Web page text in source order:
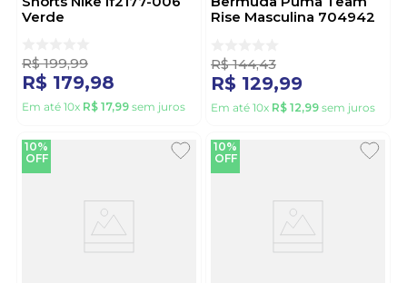
Verde
R$ 199,99
R$ 179,98
Em até 10x R$ 17,99 sem juros
Rise Masculina 704942
R$ 144,43
R$ 129,99
Em até 10x R$ 12,99 sem juros
10%
OFF
10%
OFF